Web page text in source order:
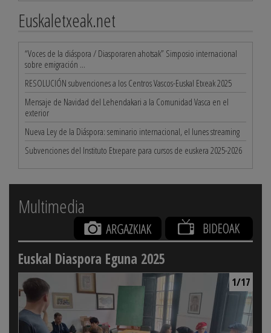
Euskaletxeak.net
“Voces de la diáspora / Diasporaren ahotsak” Simposio internacional
sobre emigración ...
RESOLUCIÓN subvenciones a los Centros Vascos-Euskal Etxeak 2025
Mensaje de Navidad del Lehendakari a la Comunidad Vasca en el
exterior
Nueva Ley de la Diáspora: seminario internacional, el lunes streaming
Subvenciones del Instituto Etxepare para cursos de euskera 2025-2026
Multimedia
Euskal Diaspora Eguna 2025
1/17